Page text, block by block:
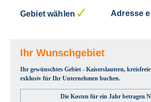
Gebiet wählen Adresse
Ihr Wunschgebiet
Ihr gewünschtes Gebiet - Kaiserslautern,
exklusiv für Ihr Unternehmen buchen.
Die Kosten für ein Jahr betragen